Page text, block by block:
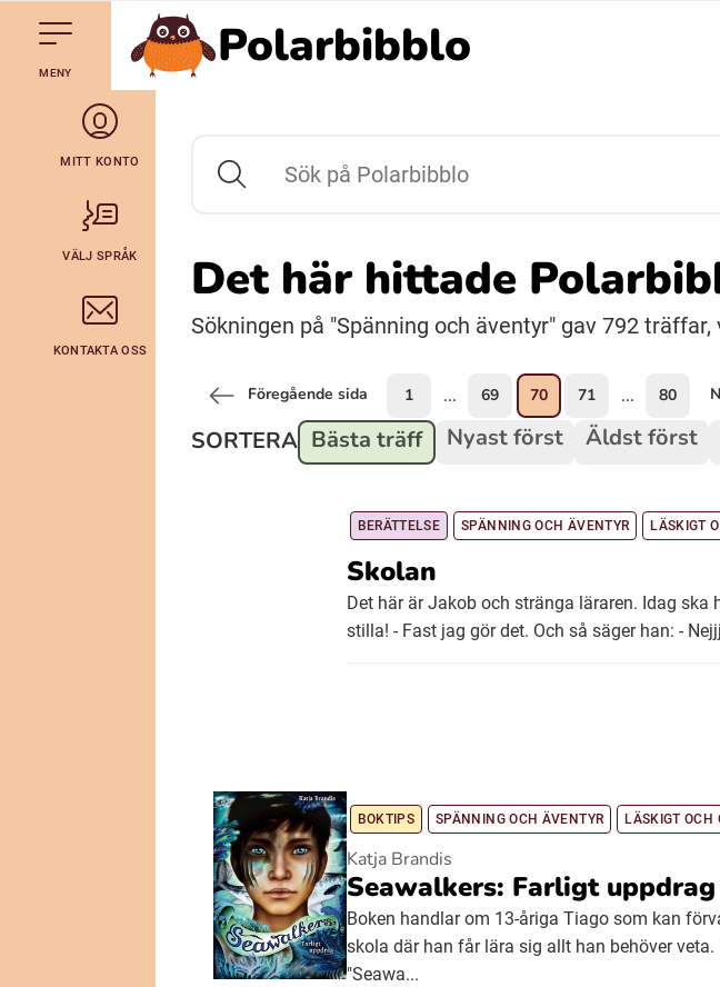
Till navigering av sidans innehåll
Hoppa till sidans huvudinnehåll
Bidumsámegiella (Pitesamiska)
Resanderomani
Lovari (Romska)
MENY Gå till startsidanPolarbibblo
MITT KONTO
VÄLJ SPRÅK
KONTAKTA OSS
Sök på Polarbibblo
Det här hittade
Sökningen på "Spänning och äventyr" gav 792 träffar,
Föregående sida 1 ... 69 70 71 ... 80
SORTERA Bästa träff Nyast först Äldst först
BERÄTTELSE SPÄNNING OCH ÄVENTYR LÄSKIGT
Skolan
Det här är Jakob och stränga läraren. Idag
stilla! - Fast jag gör det. Och så säger han: -
BOKTIPS SPÄNNING OCH ÄVENTYR LÄSKIGT OCH
Katja Brandis
Seawalkers: Farligt uppdrag
Boken handlar om 13-åriga Tiago som kan
skola där han får lära sig allt han behöver
"Seawa...